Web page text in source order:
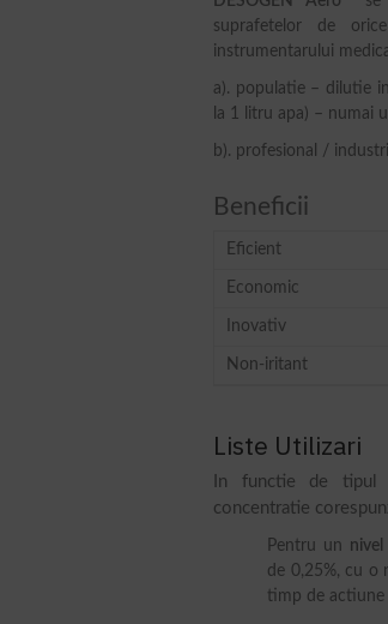
suprafetelor de
instrumentarului
a). populatie – dilutie
la 1 litru apa) – numai
b). profesional /
Beneficii
Eficient
Economic
Inovativ
Non-iritant
Liste Utilizari
In functie de tipul
concentratie
Pentru un
de 0,25%, cu o
timp de actiune